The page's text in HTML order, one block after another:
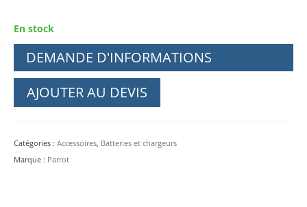
En stock
DEMANDE D'INFORMATIONS
AJOUTER AU DEVIS
Catégories : Accessoires, Batteries et chargeurs
Marque : Parrot